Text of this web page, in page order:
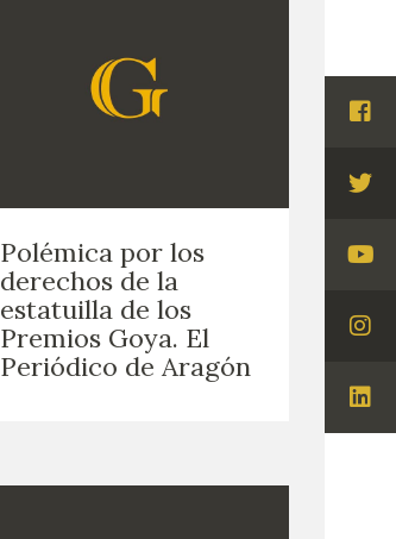
Polémica por los
derechos de la
estatuilla de los
Premios Goya. El
Periódico de Aragón